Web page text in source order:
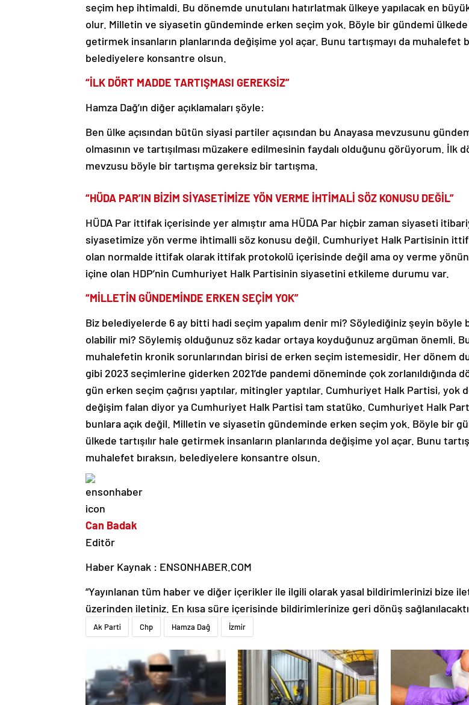
seçim hep ihtimaldi. Bu dönemde unutulanı hatırlatmak ülkeye yapılacak en
olur. Milletin ve siyasetin gündeminde erken seçim yok. Böyle bir gündemi ülkede
getirmek insanların planlarında değişime yol açar. Bunu tartışmayı da muhalefet
belediyelere konsantre olsun.
“İLK DÖRT MADDE TARTIŞMASI GEREKSİZ”
Hamza Dağ’ın diğer açıklamaları şöyle:
Ben ülke açısından bütün siyasi partiler açısından bu Anayasa mevzusunu
olmasının ve tartışılması müzakere edilmesinin faydalı olduğunu görüyorum. İlk
mevzusu böyle bir tartışma gereksiz bir tartışma.
“HÜDA PAR’IN BİZİM SİYASETİMİZE YÖN VERME İHTİMALİ SÖZ KONUSU DEĞİL”
HÜDA Par ittifak içerisinde yer almıştır ama HÜDA Par hiçbir zaman siyaseti
siyasetimize yön verme ihtimalli söz konusu değil. Cumhuriyet Halk Partisinin
olan normalde ittifak olarak ittifak protokolü içerisinde değil ama oy verme
içine olan HDP’nin Cumhuriyet Halk Partisinin siyasetini etkileme durumu var.
“MİLLETİN GÜNDEMİNDE ERKEN SEÇİM YOK”
Biz belediyelerde 6 ay bitti hadi seçim yapalım denir mi? Söylediğiniz şeyin böyle
olabilir mi? Söylemiş olduğunuz söz kadar ortaya koyduğunuz argüman önemli.
muhalefetin kronik sorunlarından birisi de erken seçim istemesidir. Her dönem
gibi 2023 seçimlerine giderken 2021’de pandemi döneminde çok zorlanıldığında
gün erken seçim çağrısı yaptılar, mitingler yaptılar. Cumhuriyet Halk Partisi, yok
değişim falan diyor ya Cumhuriyet Halk Partisi tam statüko. Cumhuriyet Halk
bunlara açık değil. Milletin ve siyasetin gündeminde erken seçim yok. Böyle bir
ülkede tartışılır hale getirmek insanların planlarında değişime yol açar. Bunu
muhalefet bıraksın, belediyelere konsantre olsun.
Can Badak
Editör
Haber Kaynak : ENSONHABER.COM
“Yayınlanan tüm haber ve diğer içerikler ile ilgili olarak yasal bildirimlerinizi bize
üzerinden iletiniz. En kısa süre içerisinde bildirimlerinize geri dönüş
Ak Parti Chp Hamza Dağ İzmir